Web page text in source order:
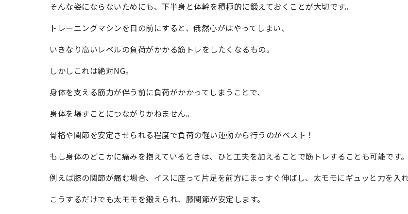
そんな姿にならないためにも、下半身と体幹を積極的に鍛えておくことが大切です。
トレーニングマシンを目の前にすると、俄然心がはやってしまい、
いきなり高いレベルの負荷がかかる筋トレをしたくなるもの。
しかしこれは絶対NG。
身体を支える筋力が伴う前に負荷がかかってしまうことで、
身体を壊すことにつながりかねません。
骨格や関節を安定させられる程度で負荷の軽い運動から行うのがベスト！
もし身体のどこかに痛みを抱えているときは、ひと工夫を加えることで筋トレすることも可能です。
例えば膝の関節が痛む場合、イスに座って片足を前方にまっすぐ伸ばし、太モモにギュッと力を入れ
こうするだけでも太モモを鍛えられ、膝関節が安定します。